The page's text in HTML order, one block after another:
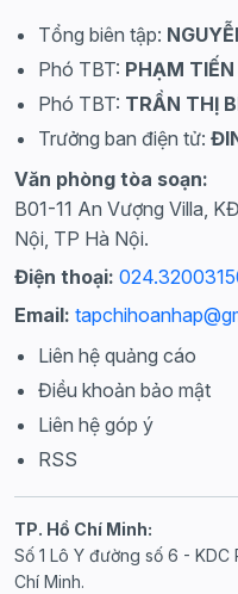
Tổng biên tập:
Phó TBT: PHẠM
Phó TBT: TRẦN THỊ
Trưởng ban điện tử:
Văn phòng tòa soạn:
B01-11 An Vượng Villa,
Nội, TP Hà Nội.
Điện thoại:
Email:
Liên hệ quảng cáo
Điều khoản bảo mật
Liên hệ góp ý
RSS
TP. Hồ Chí Minh:
Số 1 Lô Y đường số 6 -
Chí Minh.